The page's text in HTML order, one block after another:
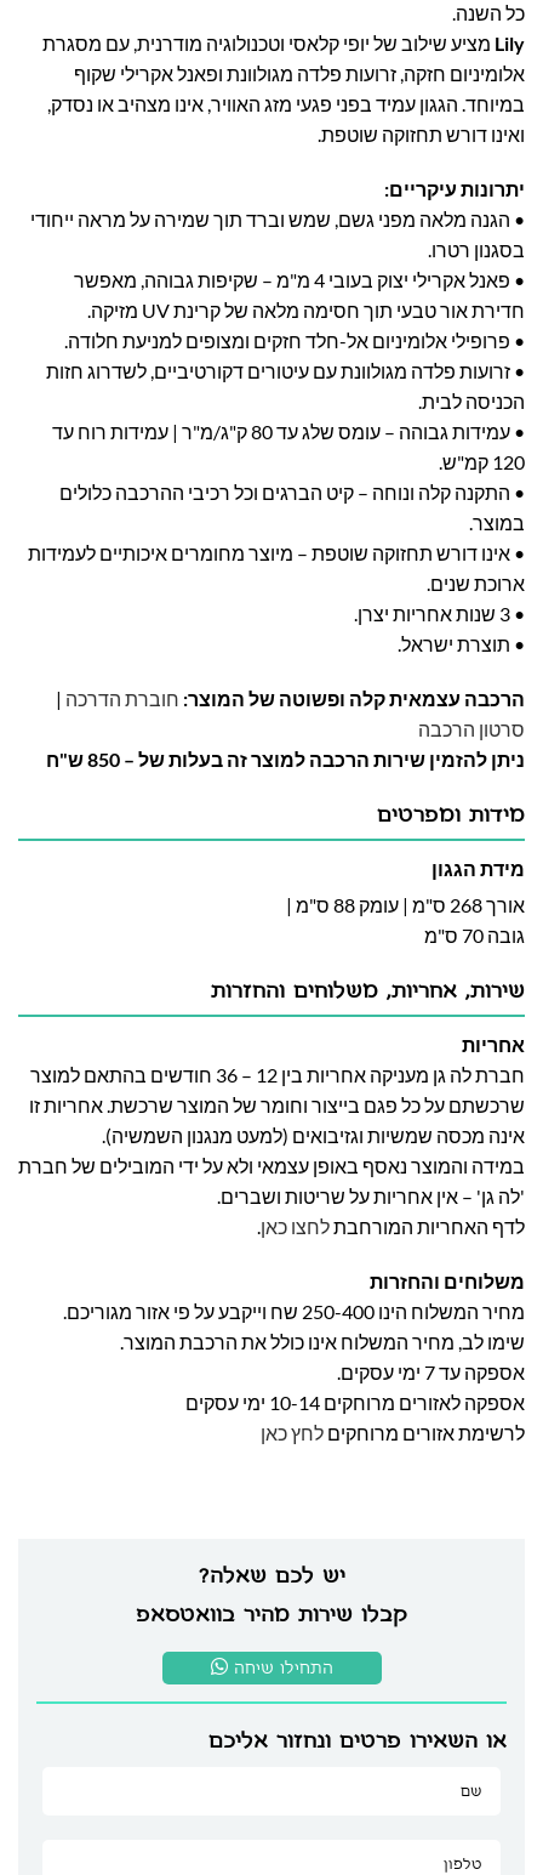
כל השנה.
Lily מציע שילוב של יופי קלאסי וטכנולוגיה מודרנית, עם מסגרת
אלומיניום חזקה, זרועות פלדה מגולוונת ופאנל אקרילי שקוף
במיוחד. הגגון עמיד בפני פגעי מזג האוויר, אינו מצהיב או נסדק,
ואינו דורש תחזוקה שוטפת.
יתרונות עיקריים:
• הגנה מלאה מפני גשם, שמש וברד תוך שמירה על מראה ייחודי
בסגנון רטרו.
• פאנל אקרילי יצוק בעובי 4 מ"מ – שקיפות גבוהה, מאפשר
חדירת אור טבעי תוך חסימה מלאה של קרינת UV מזיקה.
• פרופילי אלומיניום אל-חלד חזקים ומצופים למניעת חלודה.
• זרועות פלדה מגולוונת עם עיטורים דקורטיביים, לשדרוג חזות
הכניסה לבית.
• עמידות גבוהה – עומס שלג עד 80 ק"ג/מ"ר | עמידות רוח עד
120 קמ"ש.
• התקנה קלה ונוחה – קיט הברגים וכל רכיבי ההרכבה כלולים
במוצר.
• אינו דורש תחזוקה שוטפת – מיוצר מחומרים איכותיים לעמידות
ארוכת שנים.
• 3 שנות אחריות יצרן.
• תוצרת ישראל.
הרכבה עצמאית קלה ופשוטה של המוצר: חוברת הדרכה |
סרטון הרכבה
ניתן להזמין שירות הרכבה למוצר זה בעלות של – 850 ש"ח
מידות ומפרטים
מידת הגגון
אורך 268 ס"מ | עומק 88 ס"מ |
גובה 70 ס"מ
יש לכם שאלה?
קבלו שירות מהיר בוואטסאפ
התחילו שיחה
או השאירו פרטים ונחזור אליכם
שירות, אחריות, משלוחים והחזרות
אחריות
חברת לה גן מעניקה אחריות בין 12 – 36 חודשים בהתאם למוצר
שרכשתם על כל פגם בייצור וחומר של המוצר שרכשת. אחריות זו
אינה מכסה שמשיות וגזיבואים (למעט מנגנון השמשיה).
במידה והמוצר נאסף באופן עצמאי ולא על ידי המובילים של חברת
'לה גן' – אין אחריות על שריטות ושברים.
לדף האחריות המורחבתלחצו כאן.
משלוחים והחזרות
מחיר המשלוח הינו 250-400 שח וייקבע על פי אזור מגוריכם.
שימו לב, מחיר המשלוח אינו כולל את הרכבת המוצר.
אספקה עד 7 ימי עסקים.
אספקה לאזורים מרוחקים 10-14 ימי עסקים
לרשימת אזורים מרוחקים לחץ כאן